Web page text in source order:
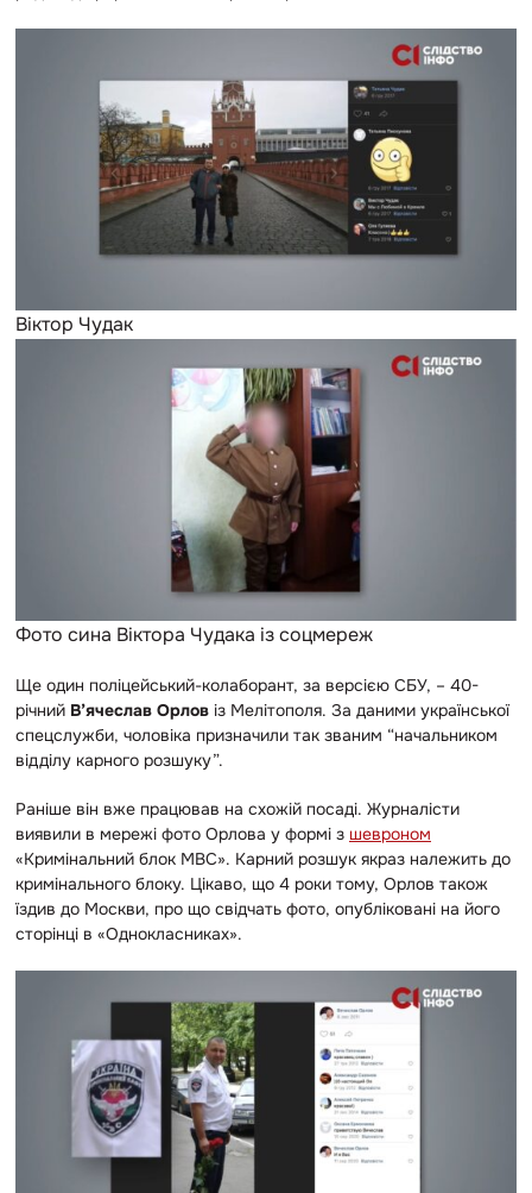
Віктор Чудак
Фото сина Віктора Чудака із соцмереж
Ще один поліцейський-колаборант, за версією СБУ, – 40-
річний В’ячеслав Орлов із Мелітополя. За даними української
спецслужби, чоловіка призначили так званим “начальником
відділу карного розшуку”.
Раніше він вже працював на схожій посаді. Журналісти
виявили в мережі фото Орлова у формі з шевроном
«Кримінальний блок МВС». Карний розшук якраз належить до
кримінального блоку. Цікаво, що 4 роки тому, Орлов також
їздив до Москви, про що свідчать фото, опубліковані на його
сторінці в «Однокласниках».